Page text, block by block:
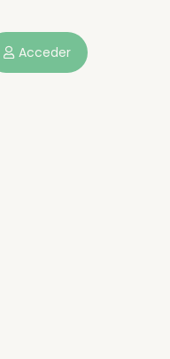
Acceder